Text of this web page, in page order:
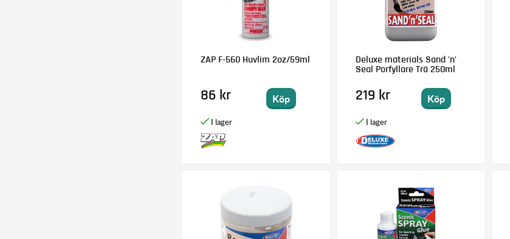
ZAP F-560 Huvlim 2oz/59ml
86 kr Köp
Deluxe materials Sand 'n'
Seal Porfyllare Trä 250ml
219 kr Köp